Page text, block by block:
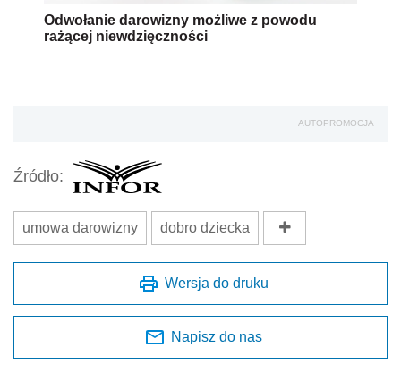
Odwołanie darowizny możliwe z powodu
rażącej niewdzięczności
AUTOPROMOCJA
Źródło:
umowa darowizny dobro dziecka
Wersja do druku
Napisz do nas